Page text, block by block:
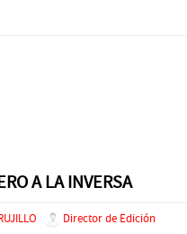
A LA INVERSA
Director de Edición